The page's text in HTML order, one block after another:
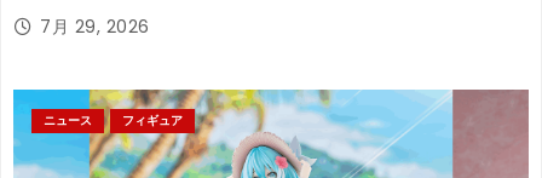
7月 29, 2026
ニュース フィギュア